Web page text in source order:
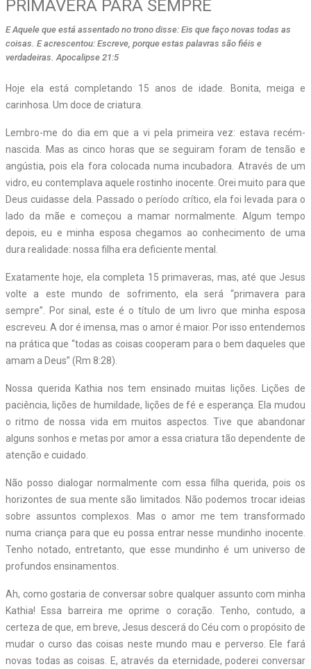
PRIMAVERA PARA SEMPRE
E Aquele que está assentado no trono disse: Eis que faço novas todas as
coisas. E acrescentou: Escreve, porque estas palavras são fiéis e
verdadeiras. Apocalipse 21:5
Hoje ela está completando 15 anos de idade. Bonita, meiga e
carinhosa. Um doce de criatura.
Lembro-me do dia em que a vi pela primeira vez: estava recém-
nascida. Mas as cinco horas que se seguiram foram de tensão e
angústia, pois ela fora colocada numa incubadora. Através de um
vidro, eu contemplava aquele rostinho inocente. Orei muito para que
Deus cuidasse dela. Passado o período crítico, ela foi levada para o
lado da mãe e começou a mamar normalmente. Algum tempo
depois, eu e minha esposa chegamos ao conhecimento de uma
dura realidade: nossa filha era deficiente mental.
Exatamente hoje, ela completa 15 primaveras, mas, até que Jesus
volte a este mundo de sofrimento, ela será “primavera para
sempre”. Por sinal, este é o título de um livro que minha esposa
escreveu. A dor é imensa, mas o amor é maior. Por isso entendemos
na prática que “todas as coisas cooperam para o bem daqueles que
amam a Deus” (Rm 8:28).
Nossa querida Kathia nos tem ensinado muitas lições. Lições de
paciência, lições de humildade, lições de fé e esperança. Ela mudou
o ritmo de nossa vida em muitos aspectos. Tive que abandonar
alguns sonhos e metas por amor a essa criatura tão dependente de
atenção e cuidado.
Não posso dialogar normalmente com essa filha querida, pois os
horizontes de sua mente são limitados. Não podemos trocar ideias
sobre assuntos complexos. Mas o amor me tem transformado
numa criança para que eu possa entrar nesse mundinho inocente.
Tenho notado, entretanto, que esse mundinho é um universo de
profundos ensinamentos.
Ah, como gostaria de conversar sobre qualquer assunto com minha
Kathia! Essa barreira me oprime o coração. Tenho, contudo, a
certeza de que, em breve, Jesus descerá do Céu com o propósito de
mudar o curso das coisas neste mundo mau e perverso. Ele fará
novas todas as coisas. E, através da eternidade, poderei conversar